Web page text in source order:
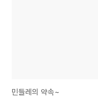
민들레의 약속~